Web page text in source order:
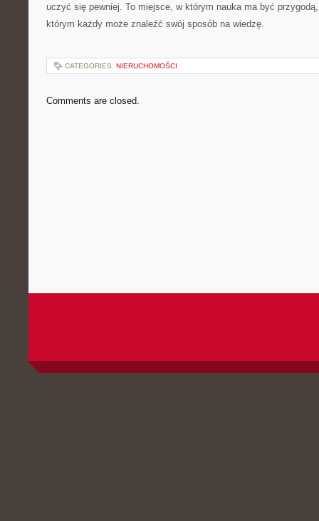
uczyć się pewniej. To miejsce, w którym nauka ma być
którym każdy może znaleźć swój sposób na wiedzę.
CATEGORIES: NIERUCHOMOŚCI
Comments are closed.